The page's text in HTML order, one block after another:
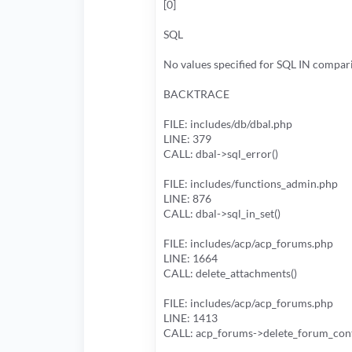
[0]
SQL
No values specified for SQL IN
BACKTRACE
FILE: includes/db/dbal.php
LINE: 379
CALL: dbal->sql_error()
FILE: includes/functions_admin.php
LINE: 876
CALL: dbal->sql_in_set()
FILE: includes/acp/acp_forums.php
LINE: 1664
CALL: delete_attachments()
FILE: includes/acp/acp_forums.php
LINE: 1413
CALL: acp_forums-